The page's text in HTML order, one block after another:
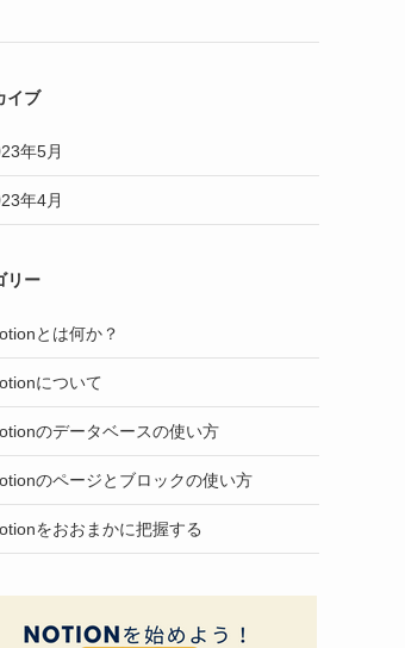
イブ
年5月
年4月
リー
とは何か？
について
のデータベースの使い方
のページとブロックの使い方
をおおまかに把握する